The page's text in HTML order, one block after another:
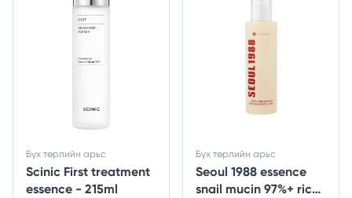
Scinic First treatment
essence - 215ml
Бүх төрлийн арьс
Seoul 1988 essence
snail mucin 97%+ rice
Бүх төрлийн арьс